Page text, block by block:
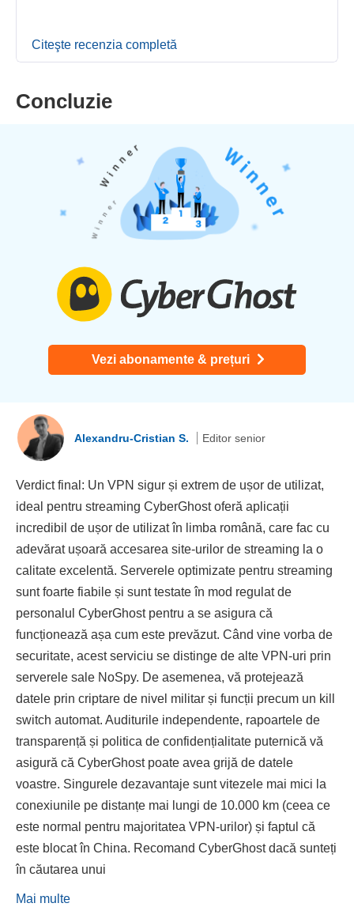
Citeşte recenzia completă
Concluzie
Vezi abonamente & prețuri
Alexandru-Cristian S. Editor senior
Verdict final: Un VPN sigur și extrem de ușor de utilizat,
ideal pentru streaming CyberGhost oferă aplicații
incredibil de ușor de utilizat în limba română, care fac cu
adevărat ușoară accesarea site-urilor de streaming la o
calitate excelentă. Serverele optimizate pentru streaming
sunt foarte fiabile și sunt testate în mod regulat de
personalul CyberGhost pentru a se asigura că
funcționează așa cum este prevăzut. Când vine vorba de
securitate, acest serviciu se distinge de alte VPN-uri prin
serverele sale NoSpy. De asemenea, vă protejează
datele prin criptare de nivel militar și funcții precum un kill
switch automat. Auditurile independente, rapoartele de
transparență și politica de confidențialitate puternică vă
asigură că CyberGhost poate avea grijă de datele
voastre. Singurele dezavantaje sunt vitezele mai mici la
conexiunile pe distanțe mai lungi de 10.000 km (ceea ce
este normal pentru majoritatea VPN-urilor) și faptul că
este blocat în China. Recomand CyberGhost dacă sunteți
în căutarea unui
Mai multe